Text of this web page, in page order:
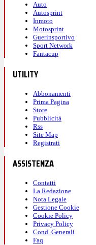
Auto
Autosprint
Inmoto
Motosprint
Guerinsportivo
Sport Network
Fantacup
UTILITY
Abbonamenti
Prima Pagina
Store
Pubblicità
Rss
Site Map
Registrati
ASSISTENZA
Contatti
La Redazione
Nota Legale
Gestione Cookie
Cookie Policy
Privacy Policy
Cond. Generali
Faq